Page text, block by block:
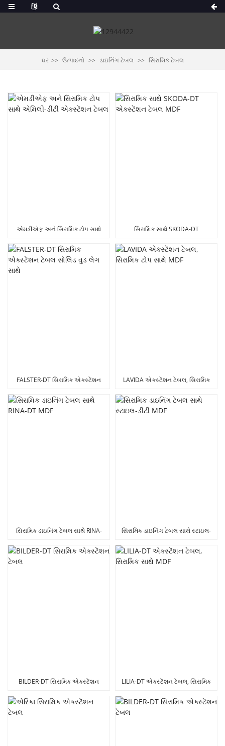
ઘર ઉત્પાદનો ડાઇનિંગ ટેબલ સિરામિક ટેબલ
એમડીએફ અને સિરામિક ટોપ સાથે
સિરામિક સાથે SKODA-DT
FALSTER-DT સિરામિક એક્સ્ટેંશન
LAVIDA એક્સ્ટેંશન ટેબલ, સિરામિક
સિરામિક ડાઇનિંગ ટેબલ સાથે RINA-
સિરામિક ડાઇનિંગ ટેબલ સાથે સ્ટાઇલ-
BILDER-DT સિરામિક એક્સ્ટેંશન
LILIA-DT એક્સ્ટેંશન ટેબલ, સિરામિક